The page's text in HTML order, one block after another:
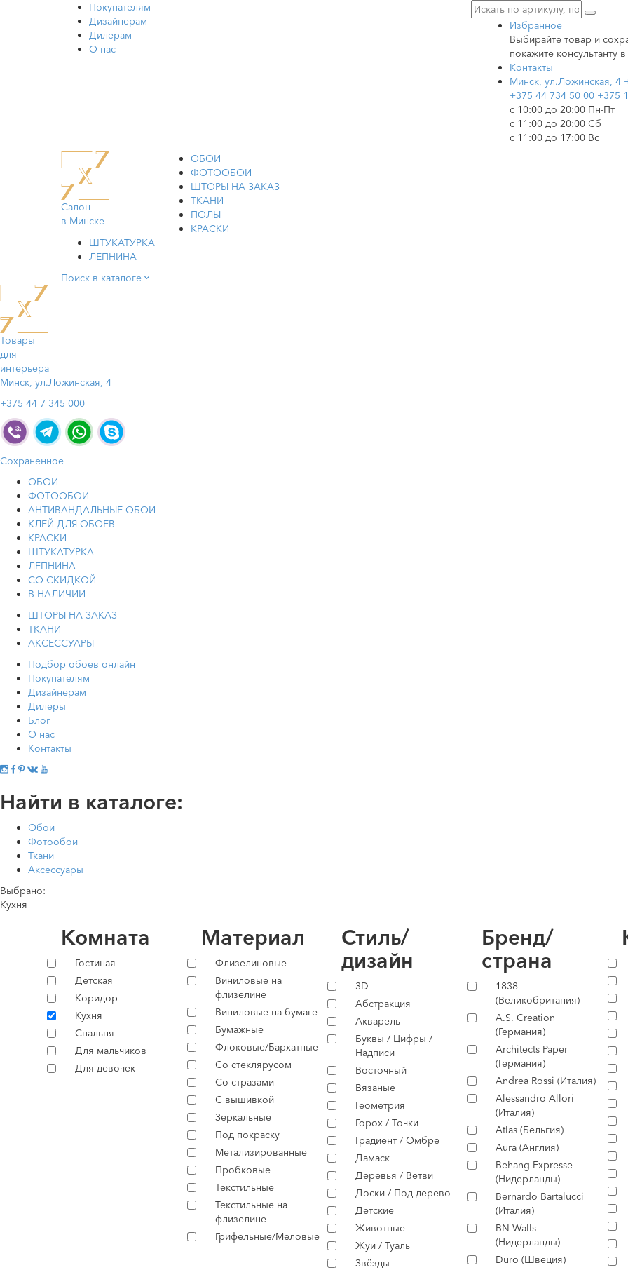
Покупателям
Дизайнерам
Дилерам
О нас
Избранное
Выбирайте товар и
покажите консультанту
Контакты
Минск, ул.Ложинская, 4
+375 44 734 50 00 +375
c 10:00 до 20:00 Пн-Пт
с 11:00 до 20:00 Сб
с 11:00 до 17:00 Вс
Салон
в Минске
ОБОИ
ФОТООБОИ
ШТОРЫ НА ЗАКАЗ
ТКАНИ
ПОЛЫ
КРАСКИ
ШТУКАТУРКА
ЛЕПНИНА
Поиск в каталоге
Товары
для
интерьера
Минск, ул.Ложинская, 4
+375 44 7 345 000
Сохраненное
ОБОИ
ФОТООБОИ
АНТИВАНДАЛЬНЫЕ ОБОИ
КЛЕЙ ДЛЯ ОБОЕВ
КРАСКИ
ШТУКАТУРКА
ЛЕПНИНА
СО СКИДКОЙ
В НАЛИЧИИ
ШТОРЫ НА ЗАКАЗ
ТКАНИ
АКСЕССУАРЫ
Подбор обоев онлайн
Покупателям
Дизайнерам
Дилеры
Блог
О нас
Контакты
Найти в каталоге:
Обои
Фотообои
Ткани
Аксессуары
Выбрано:
Кухня
Комната
Гостиная
Детская
Коридор
Кухня
Спальня
Для мальчиков
Для девочек
Материал
Флизелиновые
Виниловые на
флизелине
Виниловые на бумаге
Бумажные
Флоковые/Бархатные
Со стеклярусом
Со стразами
С вышивкой
Зеркальные
Под покраску
Метализированные
Пробковые
Текстильные
Текстильные на
флизелине
Грифельные/Меловые
Стиль/
дизайн
3D
Абстракция
Акварель
Буквы / Цифры /
Надписи
Восточный
Вязаные
Геометрия
Горох / Точки
Градиент / Омбре
Дамаск
Деревья / Ветви
Доски / Под дерево
Детские
Животные
Жуи / Туаль
Звёзды
Бренд/
страна
1838
(Великобритания)
A.S. Creation
(Германия)
Architects Paper
(Германия)
Andrea Rossi (Италия)
Alessandro Allori
(Италия)
Atlas (Бельгия)
Aura (Англия)
Behang Expresse
(Нидерланды)
Bernardo Bartalucci
(Италия)
BN Walls
(Нидерланды)
Duro (Швеция)